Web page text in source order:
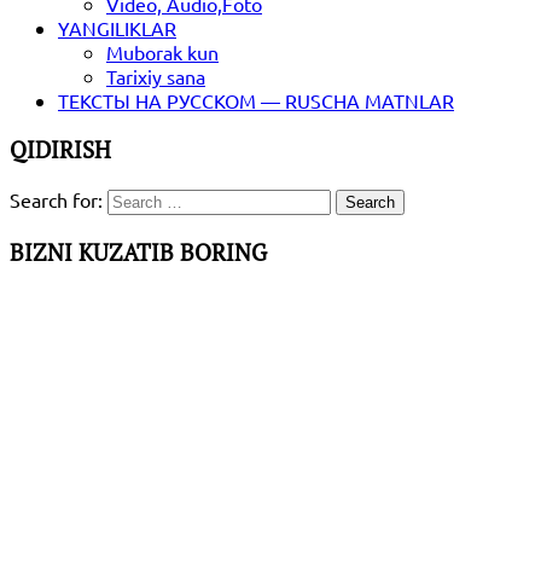
YANGILIKLAR
Muborak kun
Tarixiy sana
ТЕКСТЫ НА РУССКОМ — RUSCHA MATNLAR
QIDIRISH
Search for:
BIZNI KUZATIB BORING